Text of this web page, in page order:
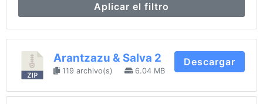
Aplicar el filtro
Arantzazu & Salva 2
119 archivo(s) 6.04 MB
Descargar